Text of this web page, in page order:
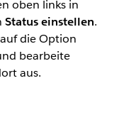
oben links in
Status einstellen.
die Option
bearbeite
aus.